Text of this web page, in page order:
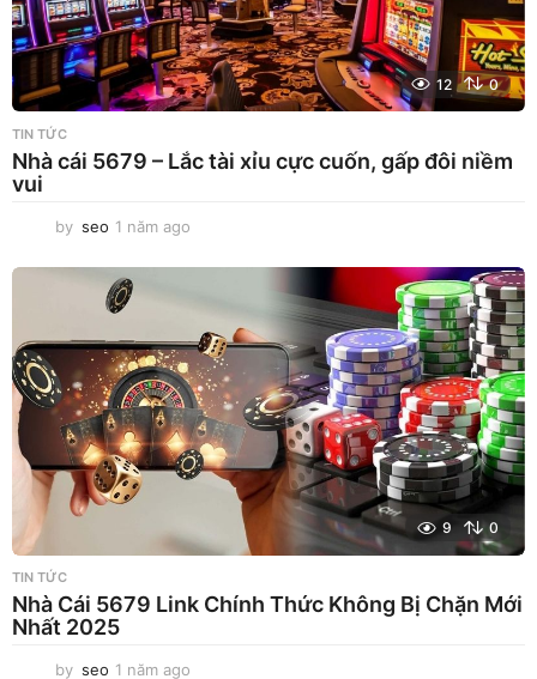
12 0
TIN TỨC
Nhà cái 5679 – Lắc tài xỉu cực cuốn, gấp đôi niềm
vui
by seo 1 năm ago
ă
g
o
9 0
TIN TỨC
Nhà Cái 5679 Link Chính Thức Không Bị Chặn Mới
Nhất 2025
by seo 1 năm ago